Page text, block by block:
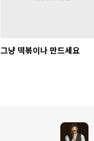
그냥 떡볶이나 만드세요